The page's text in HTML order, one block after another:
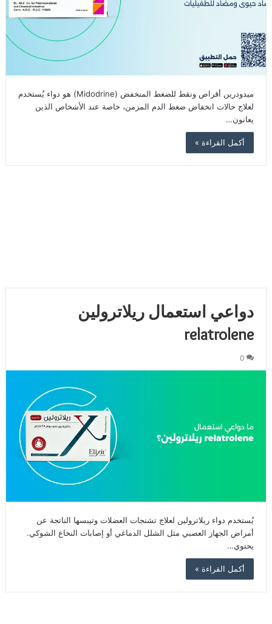
ميدودرين أقراص ونقط للضغط المنخفض (Midodrine) هو دواء يُستخدم
لعلاج حالات انخفاض ضغط الدم المزمن، خاصة عند الأشخاص الذين
يعانون…
أكمل القراءة »
دواعي استعمال ريلاترولين
relatrolene
0
يُستخدم دواء ريلاترولين لعلاج تشنجات العضلات وتيبسها الناتجة عن
أمراض الجهاز العصبي مثل الشلل الدماغي أو إصابات النخاع الشوكي.
يحتوي…
أكمل القراءة »